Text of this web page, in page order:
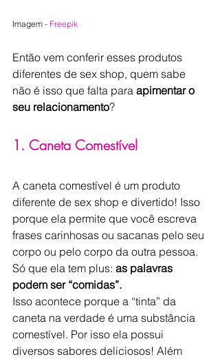
Imagem - Freepik
Então vem conferir esses produtos
diferentes de sex shop, quem sabe
não é isso que falta para apimentar o
seu relacionamento?
1. Caneta Comestível
A caneta comestível é um produto
diferente de sex shop e divertido! Isso
porque ela permite que você escreva
frases carinhosas ou sacanas pelo seu
corpo ou pelo corpo da outra pessoa.
Só que ela tem plus: as palavras
podem ser “comidas”.
Isso acontece porque a “tinta” da
caneta na verdade é uma substância
comestível. Por isso ela possui
diversos sabores deliciosos! Além